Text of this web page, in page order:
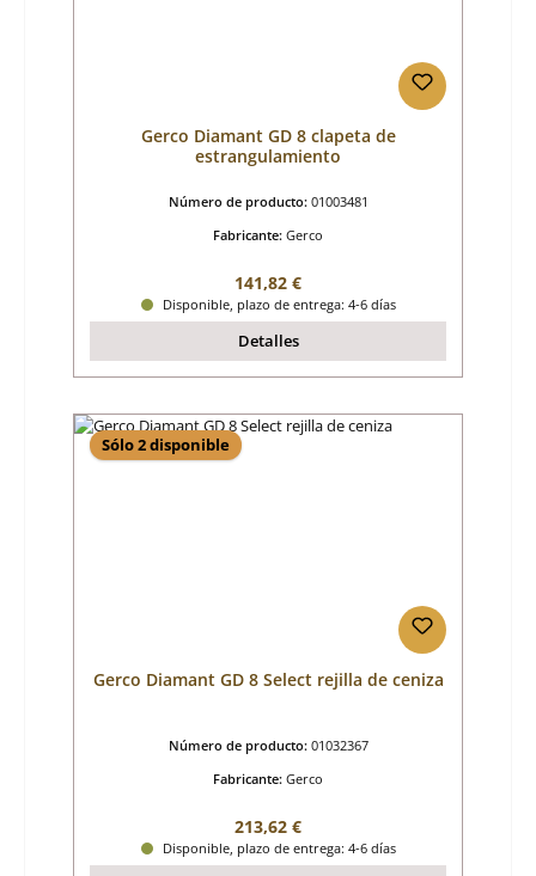
Gerco Diamant GD 8 clapeta de
estrangulamiento
Número de producto: 01003481
Fabricante: Gerco
Precio normal:
141,82 €
Disponible, plazo de entrega: 4-6 días
Detalles
Sólo 2 disponible
Gerco Diamant GD 8 Select rejilla de ceniza
Número de producto: 01032367
Fabricante: Gerco
Precio normal:
213,62 €
Disponible, plazo de entrega: 4-6 días